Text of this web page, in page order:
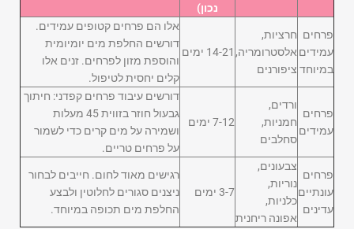
נכון)
פרחים
עמידים
במיוחד
חרציות,
אלסטרומריה,
ציפורנים
14-21 ימים
אלו הם פרחים קטופים עמידים.
דורשים החלפת מים יומיומית
והוספת מזון לפרחים. זנים אלו
קלים יחסית לטיפול.
פרחים
עמידים
ורדים,
חמניות,
סחלבים
7-12 ימים
דורשים עיבוד פרחים קפדני: חיתוך
גבעול חוזר בזווית 45 מעלות
ושמירה על מים קרים כדי לשמור
על פרחים טריים.
פרחים
עונתיים
עדינים
צבעונים,
נוריות,
כלניות,
אפונה ריחנית
3-7 ימים
רגישים מאוד לחום. חייבים לבחור
ניצנים סגורים לחלוטין ולבצע
החלפת מים תכופה במיוחד.